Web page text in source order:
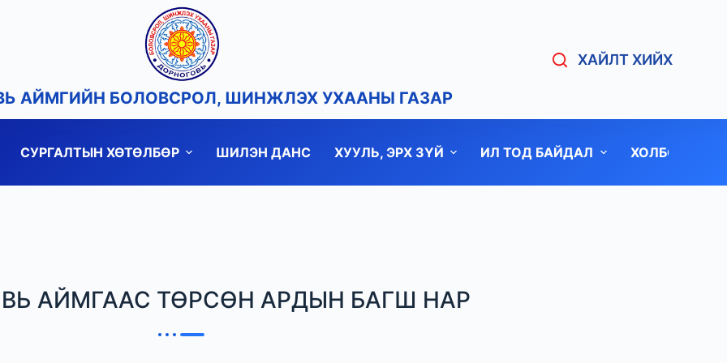
АЙМГИЙН БОЛОВСРОЛ, ШИНЖЛЭХ УХААНЫ ГАЗАР
ХАЙЛТ ХИЙХ
СУРГАЛТЫН ХӨТӨЛБӨР ШИЛЭН ДАНС ХУУЛЬ, ЭРХ ЗҮЙ ИЛ ТОД БАЙДАЛ ХОЛБОО
АЙМГААС ТӨРСӨН АРДЫН БАГШ НАР